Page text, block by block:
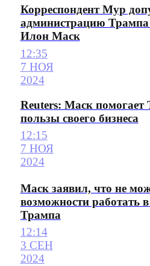
Корреспондент Мур
администрацию
Илон Маск
12:35
7 НОЯ
2024
Reuters: Маск помогает
пользы своего бизнеса
12:15
7 НОЯ
2024
Маск заявил, что не
возможности работать
Трампа
12:14
3 СЕН
2024